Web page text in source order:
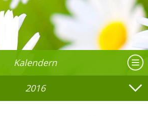
Kalendern
2016